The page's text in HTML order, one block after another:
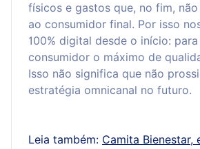
físicos e gastos que, no fim,
ao consumidor final. Por isso
100% digital desde o início:
consumidor o máximo de
Isso não significa que não
estratégia omnicanal no futuro.
Leia também: Camita Bienestar,